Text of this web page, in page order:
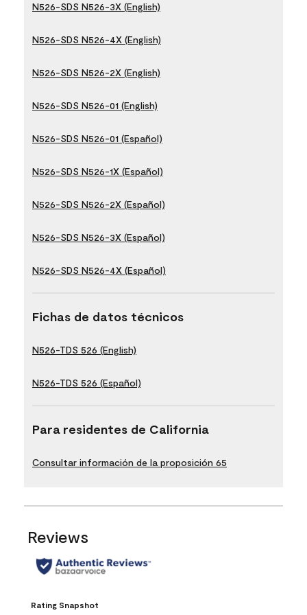
N526-SDS N526-3X (English)
N526-SDS N526-4X (English)
N526-SDS N526-2X (English)
N526-SDS N526-01 (English)
N526-SDS N526-01 (Español)
N526-SDS N526-1X (Español)
N526-SDS N526-2X (Español)
N526-SDS N526-3X (Español)
N526-SDS N526-4X (Español)
Fichas de datos técnicos
N526-TDS 526 (English)
N526-TDS 526 (Español)
Para residentes de California
Consultar información de la proposición 65
Reviews
Rating Snapshot